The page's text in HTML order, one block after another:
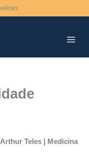
Teles | Medicina